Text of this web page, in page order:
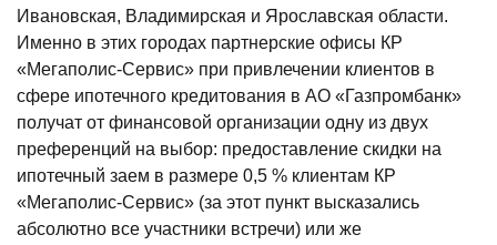
Ивановская, Владимирская и Ярославская области.
Именно в этих городах партнерские офисы КР
«Мегаполис-Сервис» при привлечении клиентов в
сфере ипотечного кредитования в АО «Газпромбанк»
получат от финансовой организации одну из двух
преференций на выбор: предоставление скидки на
ипотечный заем в размере 0,5 % клиентам КР
«Мегаполис-Сервис» (за этот пункт высказались
абсолютно все участники встречи) или же